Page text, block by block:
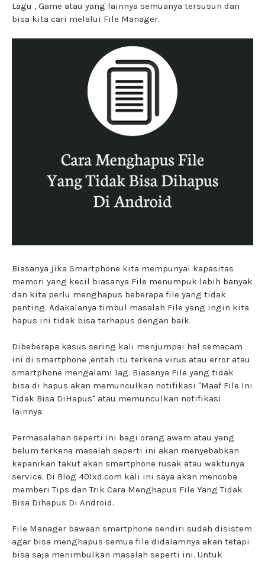
Lagu , Game atau yang lainnya semuanya tersusun dan
bisa kita cari melalui File Manager.
Biasanya jika Smartphone kita mempunyai kapasitas
memori yang kecil biasanya File menumpuk lebih banyak
dan kita perlu menghapus beberapa file yang tidak
penting. Adakalanya timbul masalah File yang ingin kita
hapus ini tidak bisa terhapus dengan baik.
Dibeberapa kasus sering kali menjumpai hal semacam
ini di smartphone ,entah itu terkena virus atau error atau
smartphone mengalami lag. Biasanya File yang tidak
bisa di hapus akan memunculkan notifikasi "Maaf File Ini
Tidak Bisa DiHapus" atau memunculkan notifikasi
lainnya.
Permasalahan seperti ini bagi orang awam atau yang
belum terkena masalah seperti ini akan menyebabkan
kepanikan takut akan smartphone rusak atau waktunya
service. Di Blog 401xd.com kali ini saya akan mencoba
memberi Tips dan Trik Cara Menghapus File Yang Tidak
Bisa Dihapus Di Android.
File Manager bawaan smartphone sendiri sudah disistem
agar bisa menghapus semua file didalamnya akan tetapi
bisa saja menimbulkan masalah seperti ini. Untuk